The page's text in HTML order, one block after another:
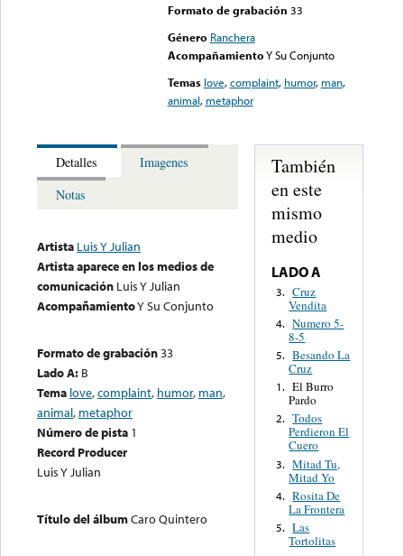
Formato de grabación 33
Género Ranchera
AcompañamientoY Su Conjunto
Temas love,complaint, humor, man,
animal, metaphor
Detalles
Imagenes
Notas
Artista Luis Y Julian
Artista aparece en los medios de
comunicación Luis Y Julian
AcompañamientoY Su Conjunto
Formato de grabación33
Lado A: B
Tema love,complaint, humor, man,
animal, metaphor
Número de pista 1
Record Producer
Luis Y Julian
Título del álbumCaro Quintero
También
en este
mismo
medio
LADO A
3. Cruz
Vendita
4. Numero 5-
8-5
5. Besando La
Cruz
1. El Burro
Pardo
2. Todos
Perdieron El
Cuero
3. Mitad Tu,
Mitad Yo
4. Rosita De
La Frontera
5. Las
Tortolitas